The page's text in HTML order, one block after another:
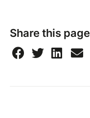
Share this page